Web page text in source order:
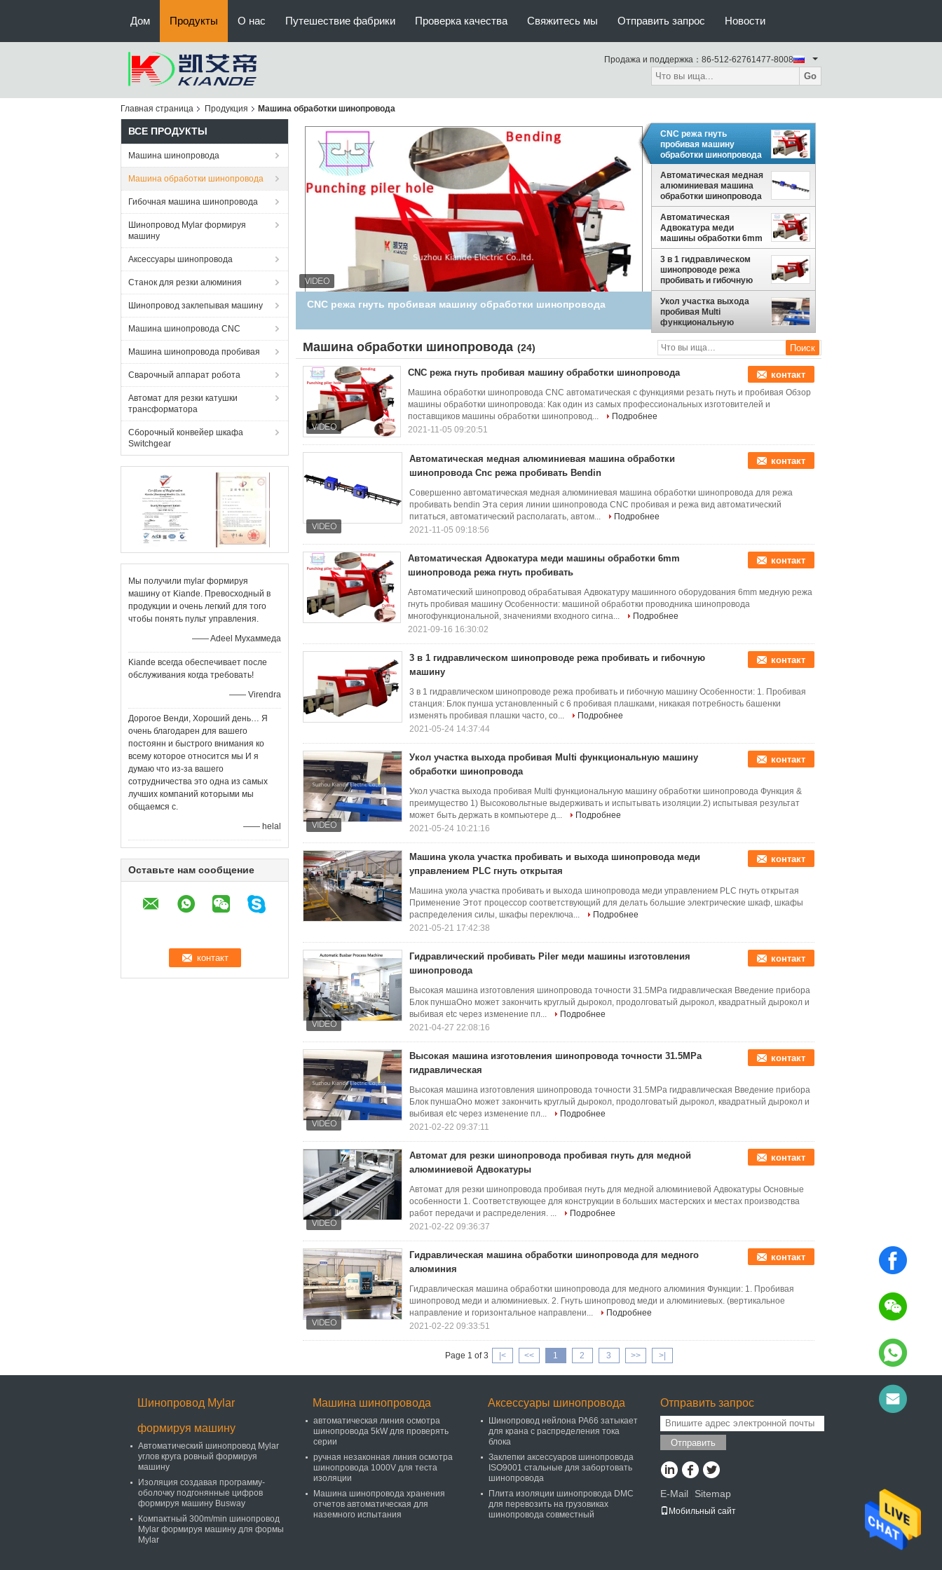
Дом Продукты О нас Путешествие фабрики Проверка качества Свяжитесь мы Отправить запрос Новости
Продажа и поддержка： 86-512-62761477-8008
Go
Главная страница Продукция Машина обработки шинопровода
ВСЕ ПРОДУКТЫ
Машина шинопровода
Машина обработки шинопровода
Гибочная машина шинопровода
Шинопровод Mylar формируя
машину
Аксессуары шинопровода
Станок для резки алюминия
Шинопровод заклепывая машину
Машина шинопровода CNC
Машина шинопровода пробивая
Сварочный аппарат робота
Автомат для резки катушки
трансформатора
Сборочный конвейер шкафа
Switchgear
Мы получили mylar формируя
машину от Kiande. Превосходный в
продукции и очень легкий для того
чтобы понять пульт управления.
—— Adeel Мухаммеда
Kiande всегда обеспечивает после
обслуживания когда требовать!
—— Virendra
Дорогое Венди, Хороший день… Я
очень благодарен для вашего
постоянн и быстрого внимания ко
всему которое относится мы И я
думаю что из-за вашего
сотрудничества это одна из самых
лучших компаний которыми мы
общаемся с.
—— helal
Оставьте нам сообщение
Автоматическая медная алюминиевая машина обработки
CNC режа гнуть
пробивая машину
обработки шинопровода
Автоматическая медная
алюминиевая машина
обработки шинопровода
Cnc режа пробивать
Bendin
Автоматическая
Адвокатура меди
машины обработки 6mm
шинопровода режа гнуть
пробивать
3 в 1 гидравлическом
шинопроводе режа
пробивать и гибочную
машину
Укол участка выхода
пробивая Multi
функциональную
машину обработки
шинопровода
Машина обработки шинопровода (24)
CNC режа гнуть пробивая машину обработки шинопровода контакт
Машина обработки шинопровода CNC автоматическая с функциями резать гнуть и пробивая Обзор
машины обработки шинопровода: Как один из самых профессиональных изготовителей и
поставщиков машины обработки шинопровод...
Подробнее
2021-11-05 09:20:51
Автоматическая медная алюминиевая машина обработки
шинопровода Cnc режа пробивать Bendin
контакт
Совершенно автоматическая медная алюминиевая машина обработки шинопровода для режа
пробивать bendin Эта серия линии шинопровода CNC пробивая и режа вид автоматический
питаться, автоматический располагать, автом...
Подробнее
2021-11-05 09:18:56
Автоматическая Адвокатура меди машины обработки 6mm
шинопровода режа гнуть пробивать
контакт
Автоматический шинопровод обрабатывая Адвокатуру машинного оборудования 6mm медную режа
гнуть пробивая машину Особенности: машиной обработки проводника шинопровода
многофункциональной, значениями входного сигна...
Подробнее
2021-09-16 16:30:02
3 в 1 гидравлическом шинопроводе режа пробивать и гибочную
машину
контакт
3 в 1 гидравлическом шинопроводе режа пробивать и гибочную машину Особенности: 1. Пробивая
станция: Блок пунша установленный с 6 пробивая плашками, никакая потребность башенки
изменять пробивая плашки часто, со...
Подробнее
2021-05-24 14:37:44
Укол участка выхода пробивая Multi функциональную машину
обработки шинопровода
контакт
Укол участка выхода пробивая Multi функциональную машину обработки шинопровода Функция &
преимущество 1) Высоковольтные выдерживать и испытывать изоляции.2) испытывая результат
может быть держать в компьютере д...
Подробнее
2021-05-24 10:21:16
Машина укола участка пробивать и выхода шинопровода меди
управлением PLC гнуть открытая
контакт
Машина укола участка пробивать и выхода шинопровода меди управлением PLC гнуть открытая
Применение Этот процессор соответствующий для делать большие электрические шкаф, шкафы
распределения силы, шкафы переключа...
Подробнее
2021-05-21 17:42:38
Гидравлический пробивать Piler меди машины изготовления
шинопровода
контакт
Высокая машина изготовления шинопровода точности 31.5MPa гидравлическая Введение прибора
Блок пуншаОно может закончить круглый дырокол, продолговатый дырокол, квадратный дырокол и
выбивая etc через изменение пл...
Подробнее
2021-04-27 22:08:16
Высокая машина изготовления шинопровода точности 31.5MPa
гидравлическая
контакт
Высокая машина изготовления шинопровода точности 31.5MPa гидравлическая Введение прибора
Блок пуншаОно может закончить круглый дырокол, продолговатый дырокол, квадратный дырокол и
выбивая etc через изменение пл...
Подробнее
2021-02-22 09:37:11
Автомат для резки шинопровода пробивая гнуть для медной
алюминиевой Адвокатуры
контакт
Автомат для резки шинопровода пробивая гнуть для медной алюминиевой Адвокатуры Основные
особенности 1. Соответствующее для конструкции в больших мастерских и местах производства
работ передачи и распределения. ...
Подробнее
2021-02-22 09:36:37
Гидравлическая машина обработки шинопровода для медного
алюминия
контакт
Гидравлическая машина обработки шинопровода для медного алюминия Функции: 1. Пробивая
шинопровод меди и алюминиевых. 2. Гнуть шинопровод меди и алюминиевых. (вертикальное
направление и горизонтальное направлени...
Подробнее
2021-02-22 09:33:51
Page 1 of 3 |< << 1 2 3 >> >|
Шинопровод Mylar
формируя машину
Автоматический шинопровод Mylar
углов круга ровный формируя
машину
Изоляция создавая программу-
оболочку подгонянные цифров
формируя машину Busway
Компактный 300m/min шинопровод
Mylar формируя машину для формы
Mylar
Машина шинопровода
автоматическая линия осмотра
шинопровода 5kW для проверять
серии
ручная незаконная линия осмотра
шинопровода 1000V для теста
изоляции
Машина шинопровода хранения
отчетов автоматическая для
наземного испытания
Аксессуары шинопровода
Шинопровод нейлона PA66 затыкает
для крана с распределения тока
блока
Заклепки аксессуаров шинопровода
ISO9001 стальные для забортовать
шинопровода
Плита изоляции шинопровода DMC
для перевозить на грузовиках
шинопровода совместный
Отправить запрос
Отправить
E-Mail Sitemap
Мобильный сайт